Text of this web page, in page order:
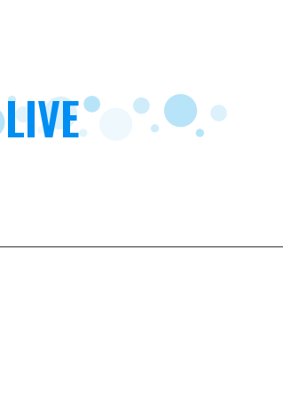
LIVE